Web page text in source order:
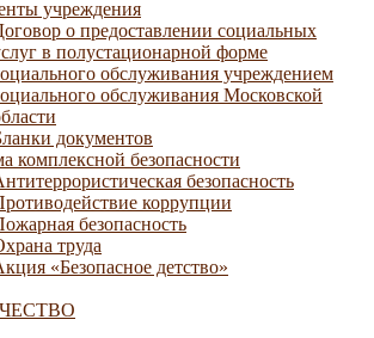
учреждения
о предоставлении социальных
в полустационарной форме
обслуживания учреждением
обслуживания Московской
документов
комплексной безопасности
безопасность
коррупции
безопасность
труда
«Безопасное детство»